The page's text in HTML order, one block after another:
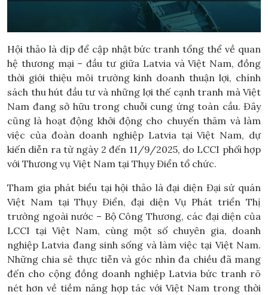
Hội thảo là dịp để cập nhật bức tranh tổng thể về quan
hệ thương mại – đầu tư giữa Latvia và Việt Nam, đồng
thời giới thiệu môi trường kinh doanh thuận lợi, chính
sách thu hút đầu tư và những lợi thế cạnh tranh mà Việt
Nam đang sở hữu trong chuỗi cung ứng toàn cầu. Đây
cũng là hoạt động khởi động cho chuyến thăm và làm
việc của đoàn doanh nghiệp Latvia tại Việt Nam, dự
kiến diễn ra từ ngày 2 đến 11/9/2025, do LCCI phối hợp
với Thương vụ Việt Nam tại Thụy Điển tổ chức.
Tham gia phát biểu tại hội thảo là đại diện Đại sứ quán
Việt Nam tại Thụy Điển, đại diện Vụ Phát triển Thị
trường ngoài nước – Bộ Công Thương, các đại diện của
LCCI tại Việt Nam, cùng một số chuyên gia, doanh
nghiệp Latvia đang sinh sống và làm việc tại Việt Nam.
Những chia sẻ thực tiễn và góc nhìn đa chiều đã mang
đến cho cộng đồng doanh nghiệp Latvia bức tranh rõ
nét hơn về tiềm năng hợp tác với Việt Nam trong thời